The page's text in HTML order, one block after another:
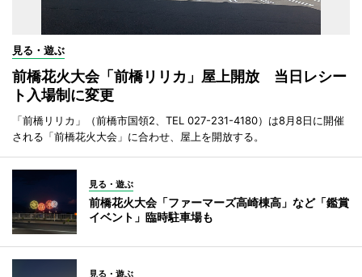
見る・遊ぶ
前橋花火大会「前橋リリカ」屋上開放 当日レシー
ト入場制に変更
「前橋リリカ」（前橋市国領2、TEL 027-231-4180）は8月8日に開催
される「前橋花火大会」に合わせ、屋上を開放する。
見る・遊ぶ
前橋花火大会「ファーマーズ高崎棟高」など「鑑賞
イベント」臨時駐車場も
見る・遊ぶ